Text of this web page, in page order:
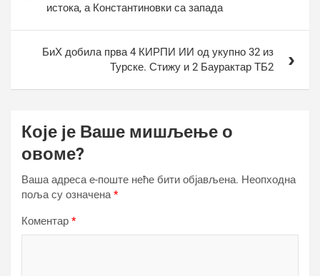
истока, а Константиновки са запада
БиХ добила прва 4 КИРПИ ИИ од укупно 32 из
Турске. Стижу и 2 Баyрактар ТБ2
Које је Ваше мишљење о
овоме?
Ваша адреса е-поште неће бити објављена. Неопходна
поља су означена*
Коментар *